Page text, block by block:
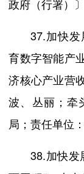
政府（行署）〕
37.加快
育数字智能产
济核心产业营
波、丛丽；牵
局；责任单位
38.加快发